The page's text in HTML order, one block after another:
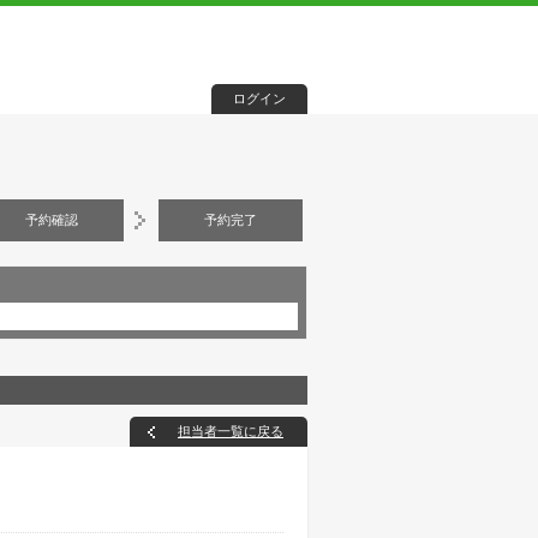
ログイン
予約確認 予約完了
担当者一覧に戻る